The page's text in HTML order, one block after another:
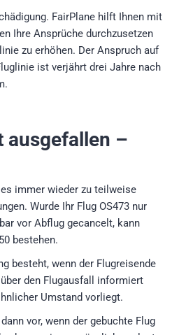
FairPlane hilft Ihnen mit
Ihre Ansprüche durchzusetzen
zu erhöhen. Der Anspruch auf
ist verjährt drei Jahre nach
ausgefallen –
immer wieder zu teilweise
Wurde Ihr Flug OS473 nur
vor Abflug gecancelt, kann
bestehen.
besteht, wenn der Flugreisende
über den Flugausfall informiert
Umstand vorliegt.
dann vor, wenn der gebuchte Flug